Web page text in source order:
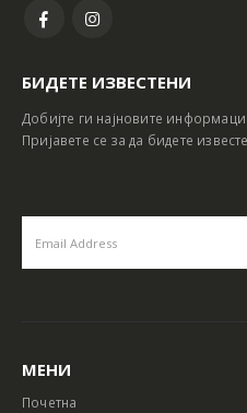
БИДЕТЕ ИЗВЕСТЕНИ
Добијте ги најновите
Пријавете се за да бидете
МЕНИ
Почетна